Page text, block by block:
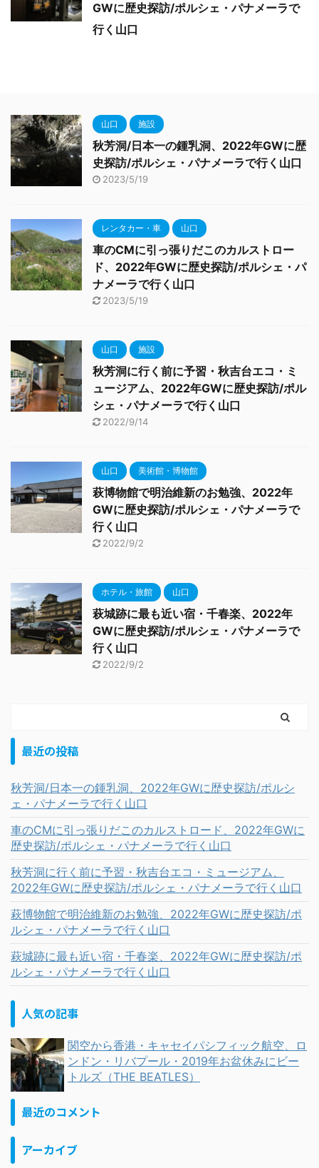
GWに歴史探訪/ポルシェ・パナメーラで
行く山口
山口 施設
秋芳洞/日本一の鍾乳洞、2022年GWに歴
史探訪/ポルシェ・パナメーラで行く山口
2023/5/19
レンタカー・車 山口
車のCMに引っ張りだこのカルストロー
ド、2022年GWに歴史探訪/ポルシェ・パ
ナメーラで行く山口
2023/5/19
山口 施設
秋芳洞に行く前に予習・秋吉台エコ・ミ
ュージアム、2022年GWに歴史探訪/ポル
シェ・パナメーラで行く山口
2022/9/14
山口 美術館・博物館
萩博物館で明治維新のお勉強、2022年
GWに歴史探訪/ポルシェ・パナメーラで
行く山口
2022/9/2
ホテル・旅館 山口
萩城跡に最も近い宿・千春楽、2022年
GWに歴史探訪/ポルシェ・パナメーラで
行く山口
2022/9/2
最近の投稿
秋芳洞/日本一の鍾乳洞、2022年GWに歴史探訪/ポルシ
ェ・パナメーラで行く山口
車のCMに引っ張りだこのカルストロード、2022年GWに
歴史探訪/ポルシェ・パナメーラで行く山口
秋芳洞に行く前に予習・秋吉台エコ・ミュージアム、
2022年GWに歴史探訪/ポルシェ・パナメーラで行く山口
萩博物館で明治維新のお勉強、2022年GWに歴史探訪/ポ
ルシェ・パナメーラで行く山口
萩城跡に最も近い宿・千春楽、2022年GWに歴史探訪/ポ
ルシェ・パナメーラで行く山口
人気の記事
関空から香港・キャセイパシフィック航空、ロ
ンドン・リバプール・2019年お盆休みにビー
トルズ（THE BEATLES）
最近のコメント
アーカイブ